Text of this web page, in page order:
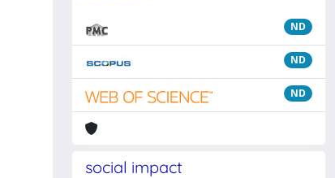
ND
ND
ND
social impact